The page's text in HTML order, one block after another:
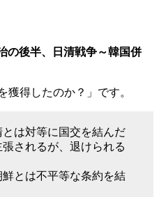
後半、日清戦争～韓国併
獲得したのか？」です。
とは対等に国交を結んだ
されるが、退けられる
鮮とは不平等な条約を結